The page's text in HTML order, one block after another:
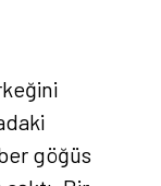
göğüs